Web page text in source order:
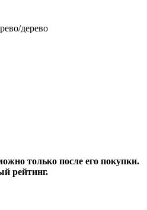
дерево
только после его покупки.
рейтинг.